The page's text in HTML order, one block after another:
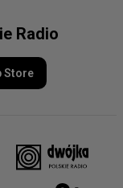
Radio
Store